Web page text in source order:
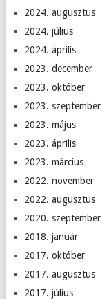
2024. augusztus
2024. július
2024. április
2023. december
2023. október
2023. szeptember
2023. május
2023. április
2023. március
2022. november
2022. augusztus
2020. szeptember
2018. január
2017. október
2017. augusztus
2017. július